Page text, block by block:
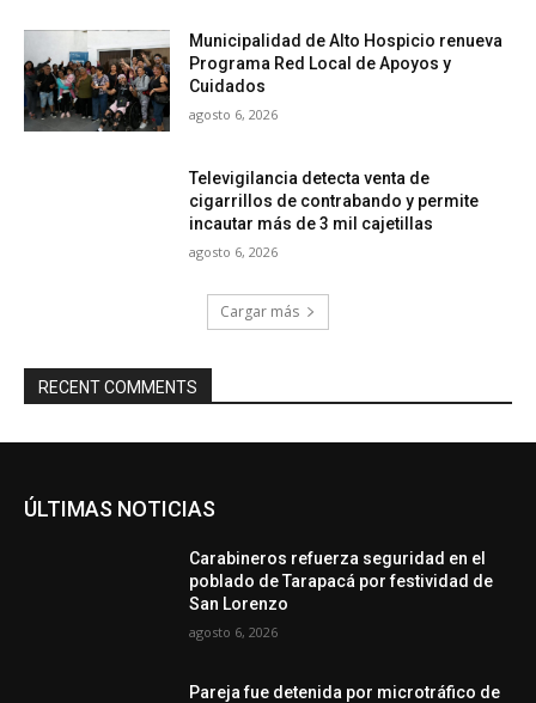
Municipalidad de Alto Hospicio renueva
Programa Red Local de Apoyos y
Cuidados
agosto 6, 2026
Televigilancia detecta venta de
cigarrillos de contrabando y permite
incautar más de 3 mil cajetillas
agosto 6, 2026
Cargar más
RECENT COMMENTS
ÚLTIMAS NOTICIAS
Carabineros refuerza seguridad en el
poblado de Tarapacá por festividad de
San Lorenzo
agosto 6, 2026
Pareja fue detenida por microtráfico de